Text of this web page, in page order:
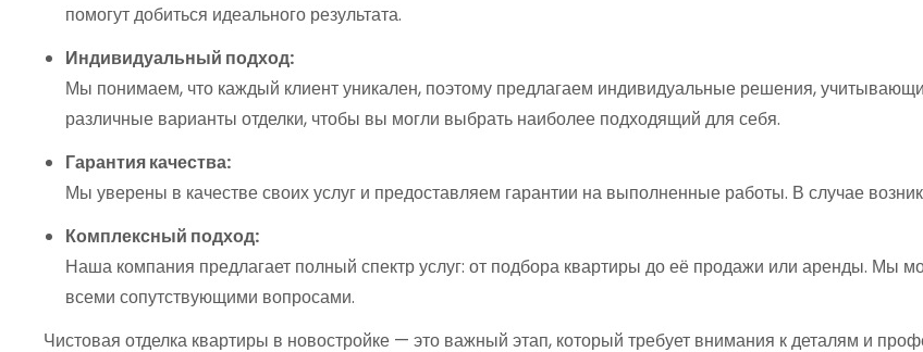
помогут добиться идеального результата.
Индивидуальный подход:
Мы понимаем, что каждый клиент уникален, поэтому предлагаем индивидуальные решения,
различные варианты отделки, чтобы вы могли выбрать наиболее подходящий для себя.
Гарантия качества:
Мы уверены в качестве своих услуг и предоставляем гарантии на выполненные работы. В случае
Комплексный подход:
Наша компания предлагает полный спектр услуг: от подбора квартиры до её продажи или аренды. Мы
всеми сопутствующими вопросами.
Чистовая отделка квартиры в новостройке — это важный этап, который требует внимания к деталям и